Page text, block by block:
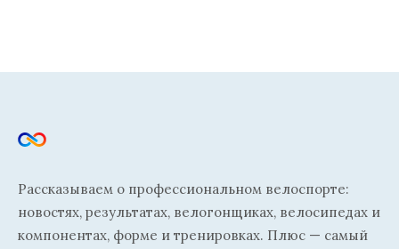
Рассказываем о профессиональном велоспорте:
новостях, результатах, велогонщиках, велосипедах и
компонентах, форме и тренировках. Плюс — самый